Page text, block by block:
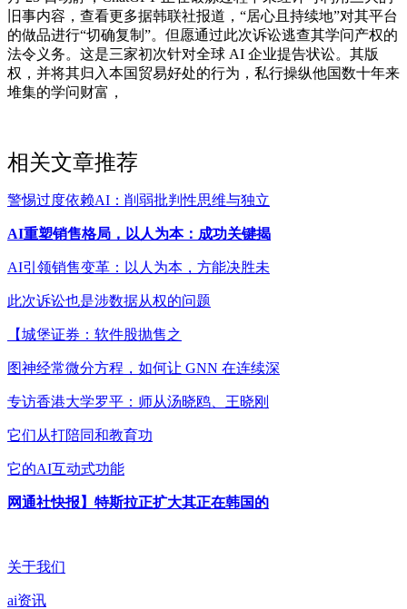
旧事内容，查看更多据韩联社报道，“居心且持续地”对其平台
的做品进行“切确复制”。但愿通过此次诉讼逃查其学问产权的
法令义务。这是三家初次针对全球 AI 企业提告状讼。其版
权，并将其归入本国贸易好处的行为，私行操纵他国数十年来
堆集的学问财富，
相关文章推荐
警惕过度依赖AI：削弱批判性思维与独立
AI重塑销售格局，以人为本：成功关键揭
AI引领销售变革：以人为本，方能决胜未
此次诉讼也是涉数据从权的问题
【城堡证券：软件股抛售之
图神经常微分方程，如何让 GNN 在连续深
专访香港大学罗平：师从汤晓鸥、王晓刚
它们从打陪同和教育功
它的AI互动式功能
网通社快报】特斯拉正扩大其正在韩国的
关于我们
ai资讯